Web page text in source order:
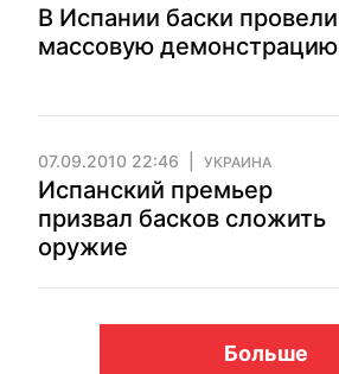
В Испании баски провели
массовую демонстрацию
07.09.2010 22:46 УКРАИНА
Испанский премьер
призвал басков сложить
оружие
Больше